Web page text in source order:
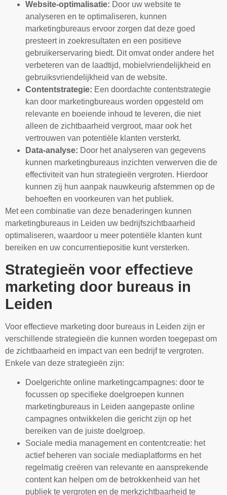
Website-optimalisatie: Door uw website te
analyseren en te optimaliseren, kunnen
marketingbureaus ervoor zorgen dat deze goed
presteert in zoekresultaten en een positieve
gebruikerservaring biedt. Dit omvat onder andere het
verbeteren van de laadtijd, mobielvriendelijkheid en
gebruiksvriendelijkheid van de website.
Contentstrategie: Een doordachte contentstrategie
kan door marketingbureaus worden opgesteld om
relevante en boeiende inhoud te leveren, die niet
alleen de zichtbaarheid vergroot, maar ook het
vertrouwen van potentiële klanten versterkt.
Data-analyse: Door het analyseren van gegevens
kunnen marketingbureaus inzichten verwerven die de
effectiviteit van hun strategieën vergroten. Hierdoor
kunnen zij hun aanpak nauwkeurig afstemmen op de
behoeften en voorkeuren van het publiek.
Met een combinatie van deze benaderingen kunnen
marketingbureaus in Leiden uw bedrijfszichtbaarheid
optimaliseren, waardoor u meer potentiële klanten kunt
bereiken en uw concurrentiepositie kunt versterken.
Strategieën voor effectieve
marketing door bureaus in
Leiden
Voor effectieve marketing door bureaus in Leiden zijn er
verschillende strategieën die kunnen worden toegepast om
de zichtbaarheid en impact van een bedrijf te vergroten.
Enkele van deze strategieën zijn:
Doelgerichte online marketingcampagnes: door te
focussen op specifieke doelgroepen kunnen
marketingbureaus in Leiden aangepaste online
campagnes ontwikkelen die gericht zijn op het
bereiken van de juiste doelgroep.
Sociale media management en contentcreatie: het
actief beheren van sociale mediaplatforms en het
regelmatig creëren van relevante en aansprekende
content kan helpen om de betrokkenheid van het
publiek te vergroten en de merkzichtbaarheid te